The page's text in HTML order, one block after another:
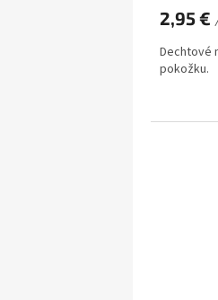
2,95 €
Dechtové
pokožku.